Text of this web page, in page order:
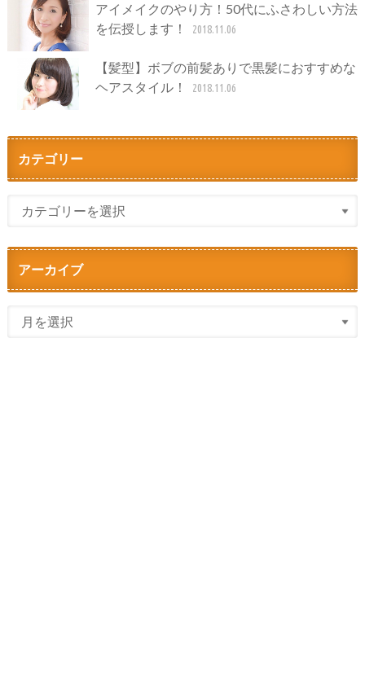
アイメイクのやり方！50代にふさわしい方法
を伝授します！
2018.11.06
【髪型】ボブの前髪ありで黒髪におすすめな
ヘアスタイル！
2018.11.06
カテゴリー
アーカイブ